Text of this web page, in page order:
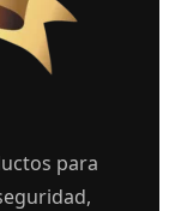
para